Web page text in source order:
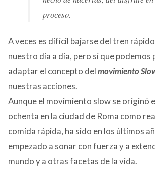
proceso.
A veces es difícil bajarse del tren
nuestro día a día, pero sí que podemos
adaptar el concepto delmovimiento
nuestras acciones.
Aunque el movimiento slow se originó
ochenta en la ciudad de Roma como
comida rápida, ha sido en los últimos
empezado a sonar con fuerza y a
mundo y a otras facetas de la vida.